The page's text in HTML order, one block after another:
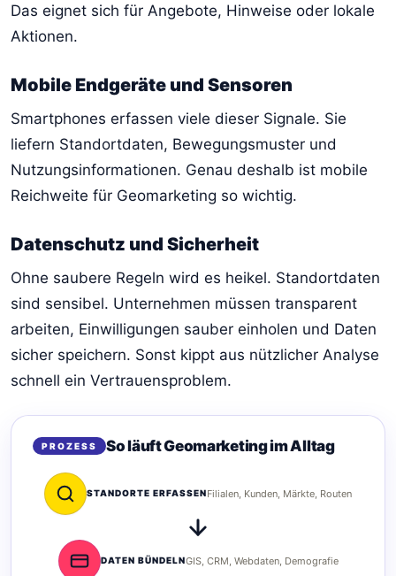
Das eignet sich für Angebote, Hinweise oder lokale
Aktionen.
Mobile Endgeräte und Sensoren
Smartphones erfassen viele dieser Signale. Sie
liefern Standortdaten, Bewegungsmuster und
Nutzungsinformationen. Genau deshalb ist mobile
Reichweite für Geomarketing so wichtig.
Datenschutz und Sicherheit
Ohne saubere Regeln wird es heikel. Standortdaten
sind sensibel. Unternehmen müssen transparent
arbeiten, Einwilligungen sauber einholen und Daten
sicher speichern. Sonst kippt aus nützlicher Analyse
schnell ein Vertrauensproblem.
PROZESS So läuft Geomarketing im Alltag
STANDORTE ERFASSENFilialen, Kunden, Märkte, Routen
DATEN BÜNDELNGIS, CRM, Webdaten, Demografie